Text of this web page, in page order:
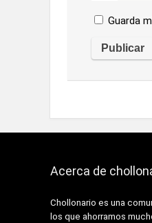
Guarda
Acerca de
Chollonario es una
los que ahorramos